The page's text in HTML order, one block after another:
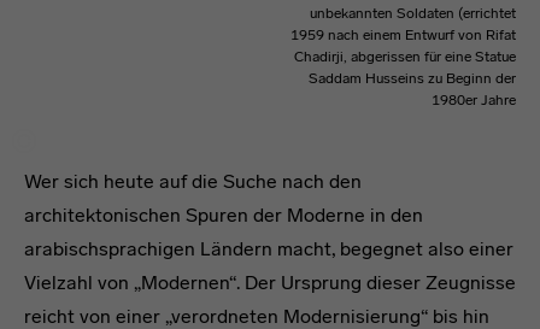
Wer sich heute auf die Suche nach den
architektonischen Spuren der Moderne in den
arabischsprachigen Ländern macht, begegnet also einer
Vielzahl von „Modernen“. Der Ursprung dieser Zeugnisse
reicht von einer „verordneten Modernisierung“ bis hin
unbekannten Soldaten (errichtet
1959 nach einem Entwurf von Rifat
Chadirji, abgerissen für eine Statue
Saddam Husseins zu Beginn der
1980er Jahre